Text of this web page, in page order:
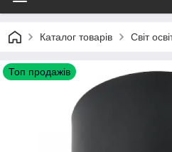
Каталог товарів Світ
Топ продажів